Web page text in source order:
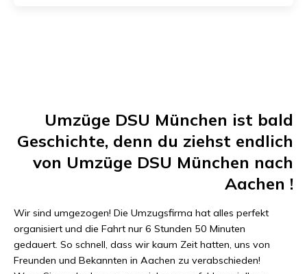
Umzüge DSU München ist bald
Geschichte, denn du ziehst endlich
von Umzüge DSU München nach
Aachen !
Wir sind umgezogen! Die Umzugsfirma hat alles perfekt
organisiert und die Fahrt nur 6 Stunden 50 Minuten
gedauert. So schnell, dass wir kaum Zeit hatten, uns von
Freunden und Bekannten in Aachen zu verabschieden!